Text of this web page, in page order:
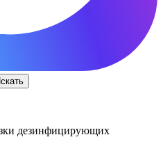
дезинфицирующих